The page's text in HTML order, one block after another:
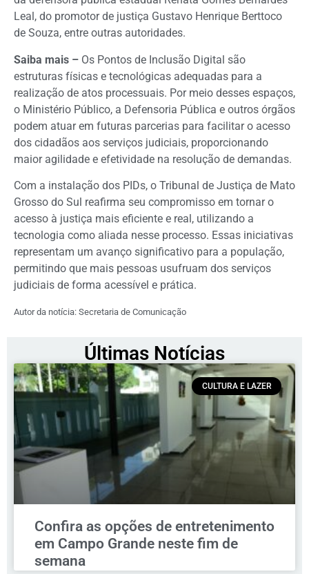
Leal, do promotor de justiça Gustavo Henrique Berttoco
de Souza, entre outras autoridades.
Saiba mais – Os Pontos de Inclusão Digital são
estruturas físicas e tecnológicas adequadas para a
realização de atos processuais. Por meio desses espaços,
o Ministério Público, a Defensoria Pública e outros órgãos
podem atuar em futuras parcerias para facilitar o acesso
dos cidadãos aos serviços judiciais, proporcionando
maior agilidade e efetividade na resolução de demandas.
Com a instalação dos PIDs, o Tribunal de Justiça de Mato
Grosso do Sul reafirma seu compromisso em tornar o
acesso à justiça mais eficiente e real, utilizando a
tecnologia como aliada nesse processo. Essas iniciativas
representam um avanço significativo para a população,
permitindo que mais pessoas usufruam dos serviços
judiciais de forma acessível e prática.
Autor da notícia: Secretaria de Comunicação
Últimas Notícias
CULTURA E LAZER
Confira as opções de entretenimento
em Campo Grande neste fim de
semana